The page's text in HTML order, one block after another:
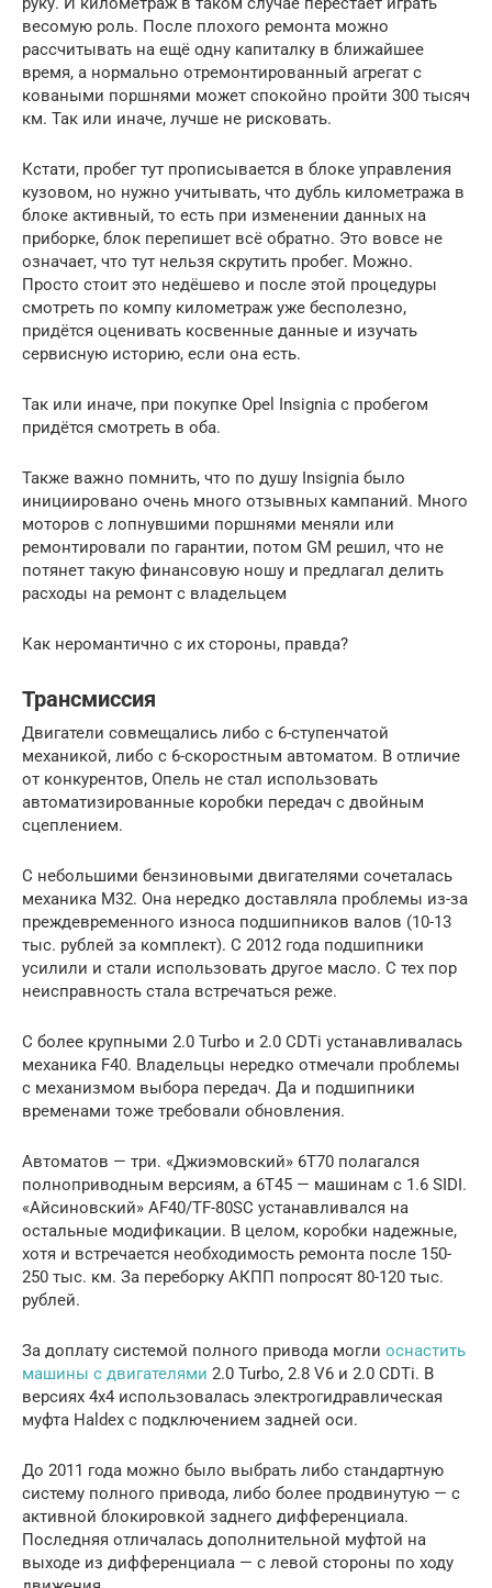
весомую роль. После плохого ремонта можно
рассчитывать на ещё одну капиталку в ближайшее
время, а нормально отремонтированный агрегат с
коваными поршнями может спокойно пройти 300 тысяч
км. Так или иначе, лучше не рисковать.
Кстати, пробег тут прописывается в блоке управления
кузовом, но нужно учитывать, что дубль километража в
блоке активный, то есть при изменении данных на
приборке, блок перепишет всё обратно. Это вовсе не
означает, что тут нельзя скрутить пробег. Можно.
Просто стоит это недёшево и после этой процедуры
смотреть по компу километраж уже бесполезно,
придётся оценивать косвенные данные и изучать
сервисную историю, если она есть.
Так или иначе, при покупке Opel Insignia с пробегом
придётся смотреть в оба.
Также важно помнить, что по душу Insignia было
инициировано очень много отзывных кампаний. Много
моторов с лопнувшими поршнями меняли или
ремонтировали по гарантии, потом GM решил, что не
потянет такую финансовую ношу и предлагал делить
расходы на ремонт с владельцем
Как неромантично с их стороны, правда?
Трансмиссия
Двигатели совмещались либо с 6-ступенчатой
механикой, либо с 6-скоростным автоматом. В отличие
от конкурентов, Опель не стал использовать
автоматизированные коробки передач с двойным
сцеплением.
С небольшими бензиновыми двигателями сочеталась
механика М32. Она нередко доставляла проблемы из-за
преждевременного износа подшипников валов (10-13
тыс. рублей за комплект). С 2012 года подшипники
усилили и стали использовать другое масло. С тех пор
неисправность стала встречаться реже.
С более крупными 2.0 Turbo и 2.0 CDTi устанавливалась
механика F40. Владельцы нередко отмечали проблемы
с механизмом выбора передач. Да и подшипники
временами тоже требовали обновления.
Автоматов — три. «Джиэмовский» 6Т70 полагался
полноприводным версиям, а 6Т45 — машинам с 1.6 SIDI.
«Айсиновский» AF40/TF-80SC устанавливался на
остальные модификации. В целом, коробки надежные,
хотя и встречается необходимость ремонта после 150-
250 тыс. км. За переборку АКПП попросят 80-120 тыс.
рублей.
За доплату системой полного привода могли оснастить
машины с двигателями 2.0 Turbo, 2.8 V6 и 2.0 CDTi. В
версиях 4х4 использовалась электрогидравлическая
муфта Haldex с подключением задней оси.
До 2011 года можно было выбрать либо стандартную
систему полного привода, либо более продвинутую — с
активной блокировкой заднего дифференциала.
Последняя отличалась дополнительной муфтой на
выходе из дифференциала — с левой стороны по ходу